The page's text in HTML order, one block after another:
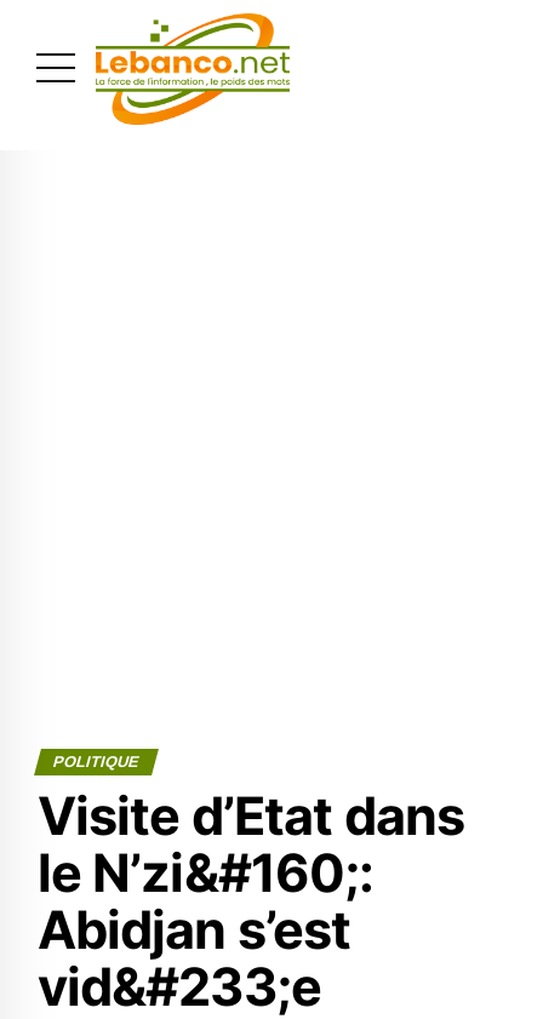
POLITIQUE
Visite d’Etat dans
le N’zi&#160;:
Abidjan s’est
vid&#233;e